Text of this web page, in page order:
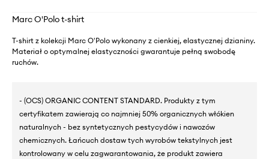
Marc O'Polo t-shirt
T-shirt z kolekcji Marc O'Polo wykonany z cienkiej, elastycznej dzianiny.
Materiał o optymalnej elastyczności gwarantuje pełną swobodę
ruchów.
- (OCS) ORGANIC CONTENT STANDARD. Produkty z tym
certyfikatem zawierają co najmniej 50% organicznych włókien
naturalnych - bez syntetycznych pestycydów i nawozów
chemicznych. Łańcuch dostaw tych wyrobów tekstylnych jest
kontrolowany w celu zagwarantowania, że produkt zawiera